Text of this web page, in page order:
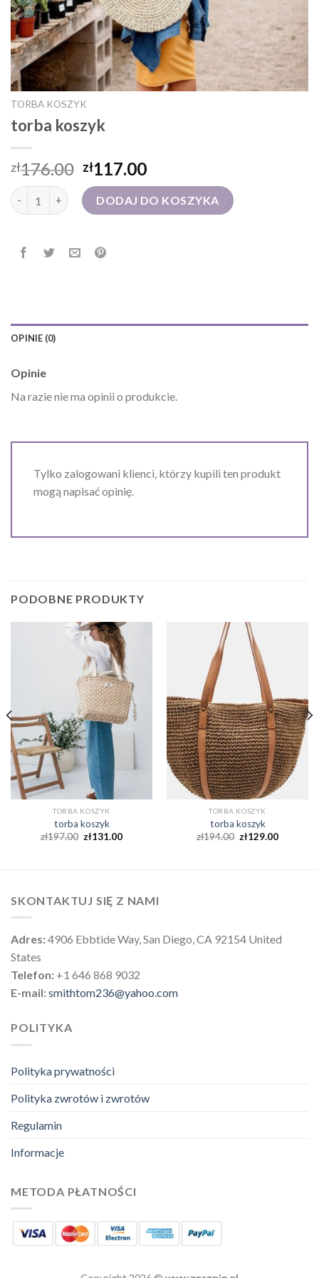
TORBA KOSZYK
torba koszyk
zł176.00 zł117.00
ilość torba koszyk DODAJ DO KOSZYKA
OPINIE (0)
Opinie
Na razie nie ma opinii o produkcie.
Tylko zalogowani klienci, którzy kupili ten produkt
mogą napisać opinię.
PODOBNE PRODUKTY
TORBA KOSZYK
torba koszyk
zł197.00 zł131.00
TORBA KOSZYK
torba koszyk
zł194.00 zł129.00
SKONTAKTUJ SIĘ Z NAMI
Adres:4906 Ebbtide Way, San Diego, CA 92154 United
States
Telefon: +1 646 868 9032
E-mail:smithtom236@yahoo.com
POLITYKA
Polityka prywatności
Polityka zwrotów i zwrotów
Regulamin
Informacje
METODA PŁATNOŚCI